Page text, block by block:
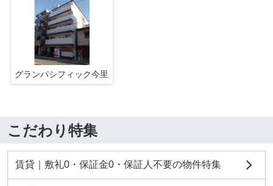
グランパシフィック今里
こだわり特集
賃貸｜敷礼0・保証金0・保証人不要の物件特集